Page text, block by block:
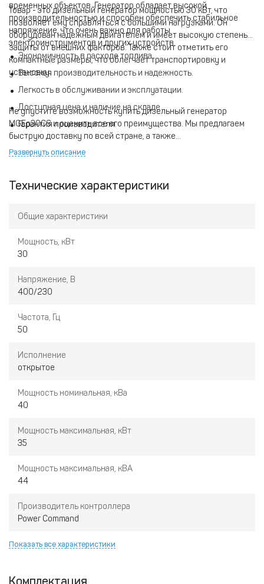
временных объектов. Генератор обладает высокой
производительностью и способен обеспечить стабильное
напряжение, что очень важно для работы
электроинструментов и других устройств.
Товар - это дизельный генератор мощностью 30 кВт, что
позволяет ему справляться с большими нагрузками. Он
оборудован надежным двигателем и имеет высокую степень
защиты от внешних факторов. Также стоит отметить его
компактные размеры, что облегчает транспортировку и
установку.
Экономичность в расходе топлива.
Высокая производительность и надежность.
Легкость в обслуживании и эксплуатации.
Доступная цена и наличие на складе.
Гарантия производителя.
Не упустите возможность купить дизельный генератор
MGEp30CS и оценить все его преимущества. Мы предлагаем
быструю доставку по всей стране, а также
конкурентоспособные цены. Убедитесь в надежности и
Развернуть описание
Технические характеристики
Общие характеристики
Мощность, кВт
30
Напряжение, В
400/230
Частота, Гц
50
Исполнение
открытое
Мощность номинальная, кВа
40
Мощность максимальная, кВт
35
Мощность максимальная, кВА
44
Производитель контроллера
Power Command
Показать все характеристики
Комплектация